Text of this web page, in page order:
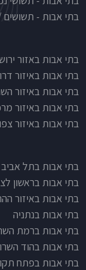
בתי אבות - תשושים
בתי אבות לפי
בתי אבות באזור
בתי אבות באיזור
בתי אבות באיזור
בתי אבות באיזור
בתי אבות באיזור
בתי אבות בתל אביב
בתי אבות בראשון
בתי אבות באיזור
בתי אבות בנתניה
בתי אבות ברמת
בתי אבות בהוד
בתי אבות בפתח